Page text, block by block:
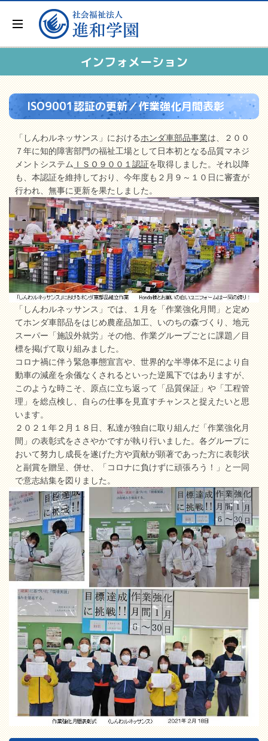
インフォメーション
ISO9001認証の更新／作業強化月間表彰
「しんわルネッサンス」におけるホンダ車部品事業は、２００
７年に知的障害部門の福祉工場として日本初となる品質マネジ
メントシステムＩＳＯ９００１認証を取得しました。それ以降
も、本認証を維持しており、今年度も２月９～１０日に審査が
行われ、無事に更新を果たしました。
「しんわルネッサンス」では、１月を「作業強化月間」と定め
てホンダ車部品をはじめ農産品加工、いのちの森づくり、地元
スーパー「施設外就労」その他、作業グループごとに課題／目
標を掲げて取り組みました。
コロナ禍に伴う緊急事態宣言や、世界的な半導体不足により自
動車の減産を余儀なくされるといった逆風下ではありますが、
このような時こそ、原点に立ち返って「品質保証」や「工程管
理」を総点検し、自らの仕事を見直すチャンスと捉えたいと思
います。
２０２１年２月１８日、私達が独自に取り組んだ「作業強化月
間」の表彰式をささやかですが執り行いました。各グループに
おいて努力し成長を遂げた方や貢献が顕著であった方に表彰状
と副賞を贈呈、併せ、「コロナに負けずに頑張ろう！」と一同
で意志結集を図りました。